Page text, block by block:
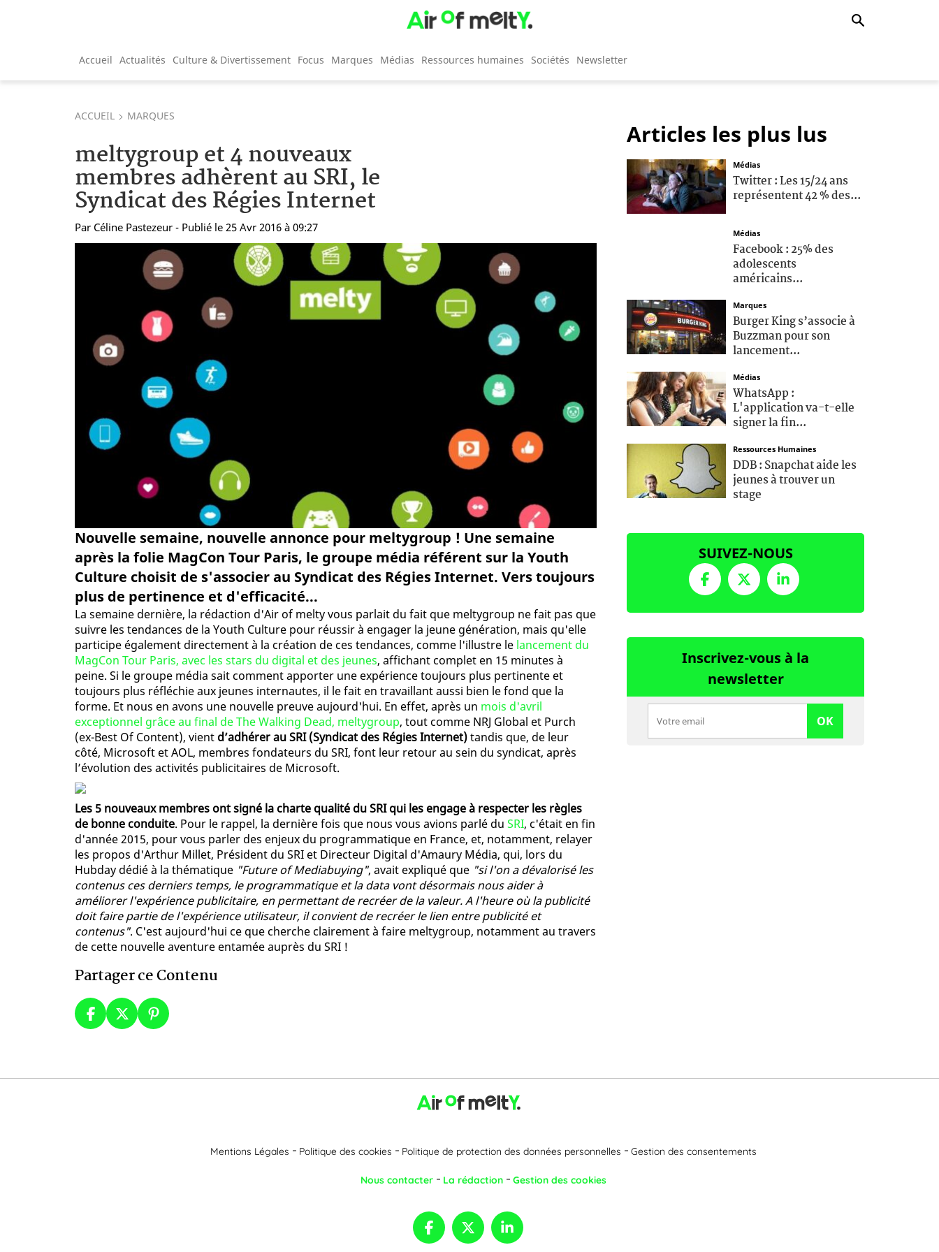
Accueil Actualités Culture & Divertissement Focus Marques Médias Ressources humaines Sociétés Newsletter
ACCUEIL MARQUES
meltygroup et 4 nouveaux
membres adhèrent au SRI, le
Syndicat des Régies Internet
Par Céline Pastezeur - Publié le 25 Avr 2016 à 09:27
Nouvelle semaine, nouvelle annonce pour meltygroup ! Une semaine
après la folie MagCon Tour Paris, le groupe média référent sur la Youth
Culture choisit de s'associer au Syndicat des Régies Internet. Vers toujours
plus de pertinence et d'efficacité...
La semaine dernière, la rédaction d'Air of melty vous parlait du fait que meltygroup ne fait pas que
suivre les tendances de la Youth Culture pour réussir à engager la jeune génération, mais qu'elle
participe également directement à la création de ces tendances, comme l'illustre le lancement du
MagCon Tour Paris, avec les stars du digital et des jeunes, affichant complet en 15 minutes à
peine. Si le groupe média sait comment apporter une expérience toujours plus pertinente et
toujours plus réfléchie aux jeunes internautes, il le fait en travaillant aussi bien le fond que la
forme. Et nous en avons une nouvelle preuve aujourd'hui. En effet, après un mois d'avril
exceptionnel grâce au final de The Walking Dead, meltygroup, tout comme NRJ Global et Purch
(ex-Best Of Content), vient d’adhérer au SRI (Syndicat des Régies Internet)tandis que, de leur
côté, Microsoft et AOL, membres fondateurs du SRI, font leur retour au sein du syndicat, après
l’évolution des activités publicitaires de Microsoft.
Les 5 nouveaux membres ont signé la charte qualité du SRI qui les engage à respecter les règles
de bonne conduite. Pour le rappel, la dernière fois que nous vous avions parlé du SRI, c'était en fin
d'année 2015, pour vous parler des enjeux du programmatique en France, et, notamment, relayer
les propos d'Arthur Millet, Président du SRI et Directeur Digital d'Amaury Média, qui, lors du
Hubday dédié à la thématique "Future of Mediabuying", avait expliqué que "si l'on a dévalorisé les
contenus ces derniers temps, le programmatique et la data vont désormais nous aider à
améliorer l'expérience publicitaire, en permettant de recréer de la valeur. A l'heure où la publicité
doit faire partie de l'expérience utilisateur, il convient de recréer le lien entre publicité et
contenus". C'est aujourd'hui ce que cherche clairement à faire meltygroup, notamment au travers
de cette nouvelle aventure entamée auprès du SRI !
Partager ce Contenu
Articles les plus lus
Médias
Twitter : Les 15/24 ans
représentent 42 % des...
Médias
Facebook : 25% des
adolescents
américains...
Marques
Burger King s’associe à
Buzzman pour son
lancement...
Médias
WhatsApp :
L'application va-t-elle
signer la fin...
Ressources Humaines
DDB : Snapchat aide les
jeunes à trouver un
stage
SUIVEZ-NOUS
Inscrivez-vous à la
newsletter
OK
Mentions Légales Politique des cookies Politique de protection des données personnelles Gestion des consentements
Nous contacter La rédaction Gestion des cookies